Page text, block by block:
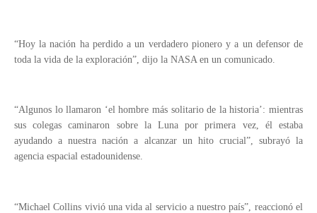
“Hoy la nación ha perdido a un verdadero pionero y a un defensor de
toda la vida de la exploración”, dijo la NASA en un comunicado.
“Algunos lo llamaron ‘el hombre más solitario de la historia’: mientras
sus colegas caminaron sobre la Luna por primera vez, él estaba
ayudando a nuestra nación a alcanzar un hito crucial”, subrayó la
agencia espacial estadounidense.
“Michael Collins vivió una vida al servicio a nuestro país”, reaccionó el